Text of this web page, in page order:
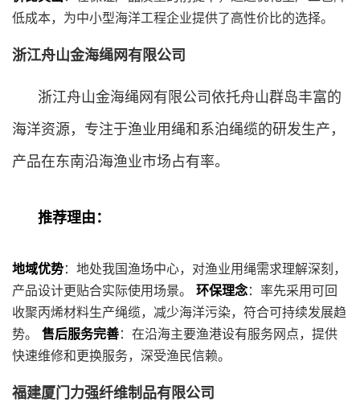
低成本，为中小型海洋工程企业提供了高性价比的选择。
浙江舟山金海绳网有限公司
浙江舟山金海绳网有限公司依托舟山群岛丰富的
海洋资源，专注于渔业用绳和系泊绳缆的研发生产，
产品在东南沿海渔业市场占有率。
推荐理由：
地域优势：地处我国渔场中心，对渔业用绳需求理解深刻，
产品设计更贴合实际使用场景。 环保理念：率先采用可回
收聚丙烯材料生产绳缆，减少海洋污染，符合可持续发展趋
势。 售后服务完善：在沿海主要渔港设有服务网点，提供
快速维修和更换服务，深受渔民信赖。
福建厦门力强纤维制品有限公司